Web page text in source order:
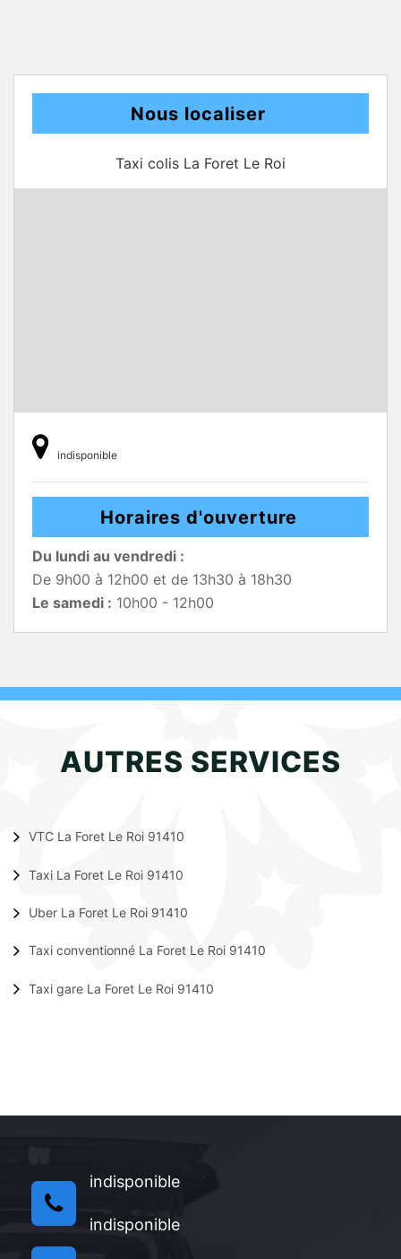
Nous localiser
Taxi colis La Foret Le Roi
indisponible
Horaires d'ouverture
Du lundi au vendredi :
De 9h00 à 12h00 et de 13h30 à 18h30
Le samedi : 10h00 - 12h00
AUTRES SERVICES
VTC La Foret Le Roi 91410
Taxi La Foret Le Roi 91410
Uber La Foret Le Roi 91410
Taxi conventionné La Foret Le Roi 91410
Taxi gare La Foret Le Roi 91410
indisponible
indisponible